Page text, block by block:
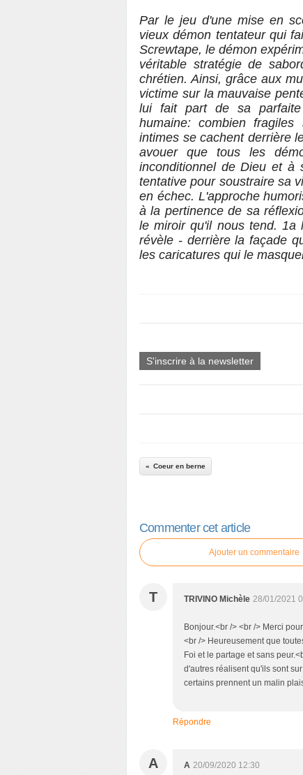
Par le jeu d'une mise en
vieux démon tentateur qui
Screwtape, le démon
véritable stratégie de
chrétien. Ainsi, grâce aux
victime sur la mauvaise
lui fait part de sa parfaite
humaine: combien
intimes se cachent derrière
avouer que tous les
inconditionnel de Dieu et à
tentative pour soustraire sa
en échec. L'approche
à la pertinence de sa
le miroir qu'il nous tend. 1a
révèle - derrière la façade
les caricatures qui le
S'inscrire à la newsletter
Coeur en berne
Commenter cet article
Ajouter un commentaire
T TRIVINO Michèle 28/01/2021
Bonjour.<br /> <br /> Merci
<br /> Heureusement que
Foi et le partage et sans
d'autres réalisent qu'ils sont
certains prennent un malin
Répondre
A A 20/09/2020 12:30